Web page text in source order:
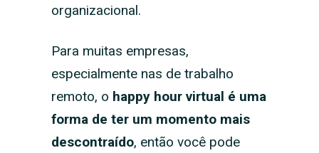
organizacional.
Para muitas empresas,
especialmente nas de trabalho
remoto, o happy hour virtual é uma
forma de ter um momento mais
descontraído, então você pode